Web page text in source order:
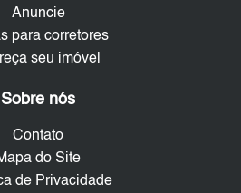
Anuncie
para corretores
seu imóvel
Sobre nós
Contato
do Site
de Privacidade